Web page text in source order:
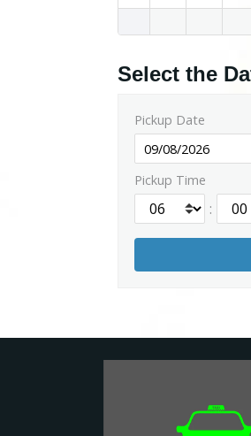
Select the
Pickup Date
Pickup Time
: